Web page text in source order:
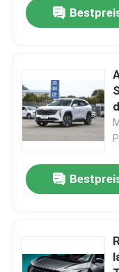
Referenzen
Gebrauchtwagen
Reine Elektroautos
Große